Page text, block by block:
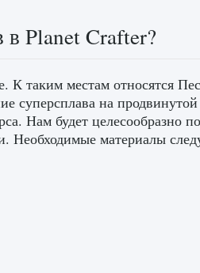
в Planet Crafter?
К таким местам относятся
суперсплава на
Нам будет целесообразно
Необходимые материалы